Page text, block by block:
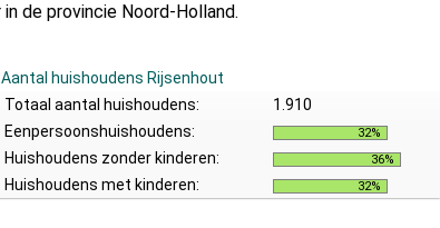
de provincie Noord-Holland.
Aantal huishoudens Rijsenhout
Totaal aantal huishoudens:
1.910
Eenpersoonshuishoudens:
32%
Huishoudens zonder kinderen: 36%
Huishoudens met kinderen: 32%